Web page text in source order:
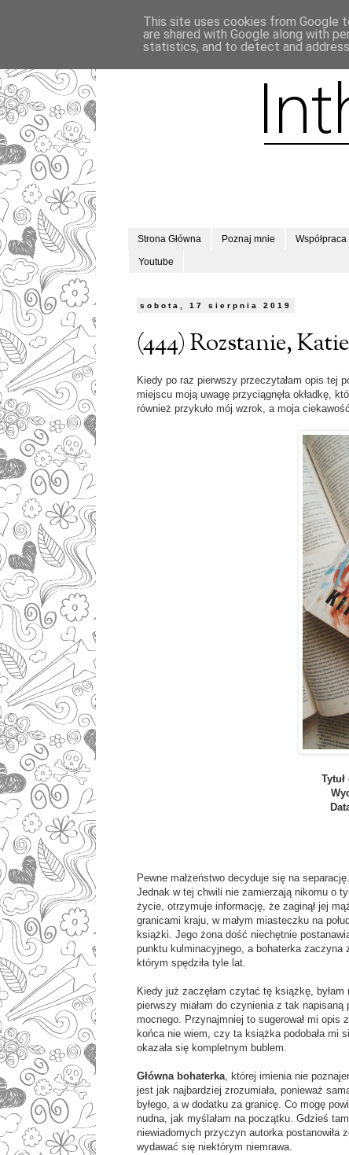
Strona Główna Poznaj mnie Współpraca
Youtube
sobota, 17 sierpnia 2019
(444) Rozstanie,
Kiedy po raz pierwszy przeczytałam opis tej
miejscu moją uwagę przyciągnęła okładkę,
również przykuło mój wzrok, a moja
Pewne małżeństwo decyduje się na
Jednak w tej chwili nie zamierzają nikomu o
życie, otrzymuje informację, że zaginął jej
granicami kraju, w małym miasteczku na
książki. Jego żona dość niechętnie
punktu kulminacyjnego, a bohaterka zaczyna
którym spędziła tyle lat.
Kiedy już zaczęłam czytać tę książkę,
pierwszy miałam do czynienia z tak
mocnego. Przynajmniej to sugerował mi opis
końca nie wiem, czy ta książka podobała mi
okazała się kompletnym bublem.
Główna bohaterka, której imienia nie
jest jak najbardziej zrozumiała, ponieważ
byłego, a w dodatku za granicę. Co mogę
nudna, jak myślałam na początku. Gdzieś
niewiadomych przyczyn autorka postanowiła
wydawać się niektórym niemrawa.
This site uses cookies from Google
are shared with Google along with
statistics, and to detect and